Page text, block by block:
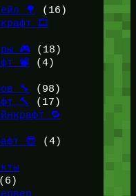
🌳
(16)
🎞️
🎮(18)
📽️ (4)
🔧
(98)
🔨
(17)
🔁
😎 (4)